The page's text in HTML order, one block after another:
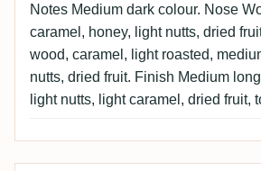
Notes Medium dark colour. Nose
caramel, honey, light nutts, dried
wood, caramel, light roasted,
nutts, dried fruit. Finish Medium
light nutts, light caramel, dried fruit,